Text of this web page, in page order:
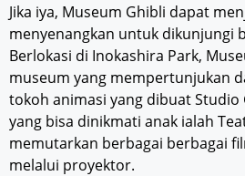
Jika iya, Museum Ghibli dapat
menyenangkan untuk dikunjungi
Berlokasi di Inokashira Park,
museum yang mempertunjukan
tokoh animasi yang dibuat Studio
yang bisa dinikmati anak ialah
memutarkan berbagai berbagai
melalui proyektor.